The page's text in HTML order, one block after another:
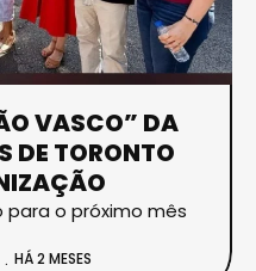
VASCO” DA
DE TORONTO
o próximo mês
HÁ 2 MESES